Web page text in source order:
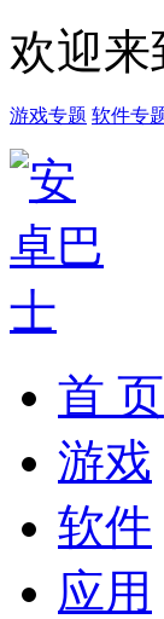
欢迎来
游戏专题 软件专
首 页
游戏
软件
应用